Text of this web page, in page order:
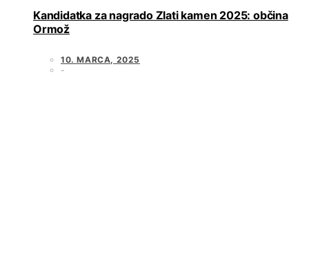
Kandidatka za nagrado Zlati kamen 2025: občina
Ormož
10. MARCA, 2025